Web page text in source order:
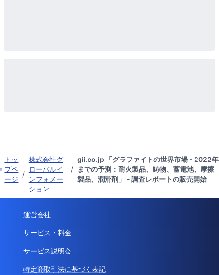
トッ
プペ
ージ
/
株式会社グ
ローバルイ
ンフォメー
ション
/
gii.co.jp 「グラファイトの世界市場 - 2022年
までの予測：耐火製品、鋳物、蓄電池、摩擦
製品、潤滑剤」 - 調査レポートの販売開始
運営会社
サービス・料金
サービス説明会
特定商取引法に基づく表記